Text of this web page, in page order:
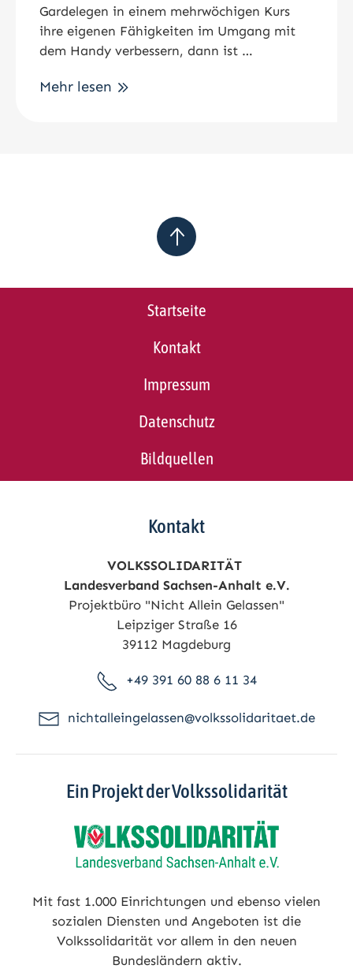
Gardelegen in einem mehrwöchigen Kurs
ihre eigenen Fähigkeiten im Umgang mit
dem Handy verbessern, dann ist …
Mehr lesen
Startseite
Kontakt
Impressum
Datenschutz
Bildquellen
Kontakt
VOLKSSOLIDARITÄT
Landesverband Sachsen-Anhalt e.V.
Projektbüro "Nicht Allein Gelassen"
Leipziger Straße 16
39112 Magdeburg
+49 391 60 88 6 11 34
nichtalleingelassen@volkssolidaritaet.de
Ein Projekt der Volkssolidarität
Mit fast 1.000 Einrichtungen und ebenso vielen
sozialen Diensten und Angeboten ist die
Volkssolidarität vor allem in den neuen
Bundesländern aktiv.